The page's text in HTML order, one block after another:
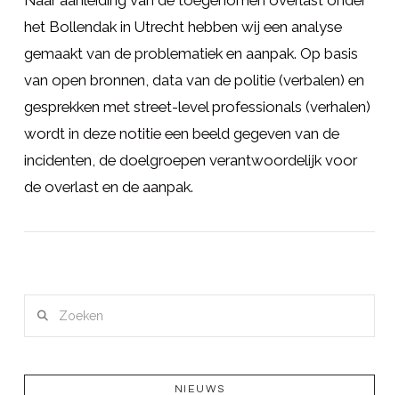
het Bollendak in Utrecht hebben wij een analyse
gemaakt van de problematiek en aanpak. Op basis
van open bronnen, data van de politie (verbalen) en
gesprekken met street-level professionals (verhalen)
wordt in deze notitie een beeld gegeven van de
incidenten, de doelgroepen verantwoordelijk voor
de overlast en de aanpak.
NIEUWS